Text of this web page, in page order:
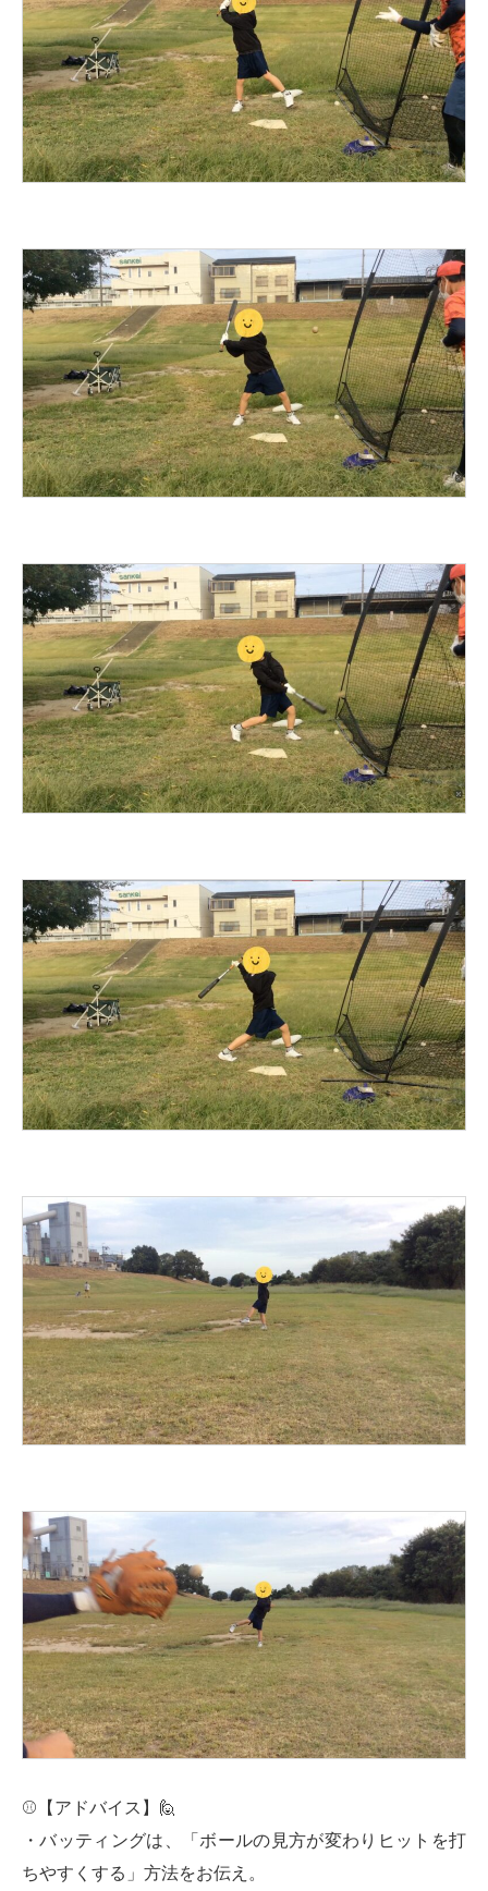
⚾【アドバイス】🙋‍
・バッティングは、「ボールの見方が変わりヒットを打
ちやすくする」方法をお伝え。